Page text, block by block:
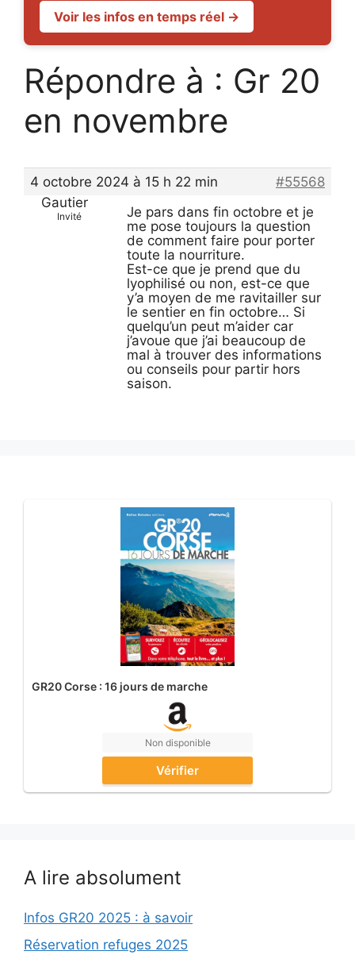
Voir les infos en temps réel →
Répondre à : Gr 20
en novembre
4 octobre 2024 à 15 h 22 min
#55568
Gautier
Invité
Je pars dans fin octobre et je
me pose toujours la question
de comment faire pour porter
toute la nourriture.
Est-ce que je prend que du
lyophilisé ou non, est-ce que
y’a moyen de me ravitailler sur
le sentier en fin octobre… Si
quelqu’un peut m’aider car
j’avoue que j’ai beaucoup de
mal à trouver des informations
ou conseils pour partir hors
saison.
GR20 Corse : 16 jours de marche
Non disponible
Vérifier
A lire absolument
Infos GR20 2025 : à savoir
Réservation refuges 2025